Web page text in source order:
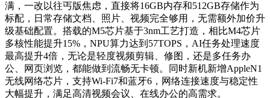
满，一改以往丐版焦虑，直接将16GB内存和512GB存储作为
标配，日常存储文档、照片、视频完全够用，无需额外加价升
级基础配置。搭载的M5芯片基于3nm工艺打造，相比M4芯片
多核性能提升15%，NPU算力达到57TOPS，AI任务处理速度
最高提升4倍，无论是轻度视频剪辑、修图，还是多任务办
公、网页浏览，都能做到流畅无卡顿。同时新机新增AppleN1
无线网络芯片，支持Wi-Fi7和蓝牙6，网络连接速度与稳定性
大幅提升，满足高清视频会议、在线办公的高需求。